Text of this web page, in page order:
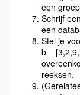
een
Schrijf
een
Stel je
b =
reeksen.